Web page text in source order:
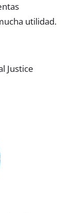
utilidad.
Justice